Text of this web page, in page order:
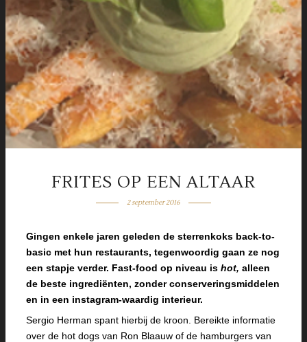
FRITES OP EEN ALTAAR
2 september 2016
Gingen enkele jaren geleden de sterrenkoks back-to-
basic met hun restaurants, tegenwoordig gaan ze nog
een stapje verder. Fast-food op niveau is hot, alleen
de beste ingrediënten, zonder conserveringsmiddelen
en in een instagram-waardig interieur.
Sergio Herman spant hierbij de kroon. Bereikte informatie
over de hot dogs van Ron Blaauw of de hamburgers van